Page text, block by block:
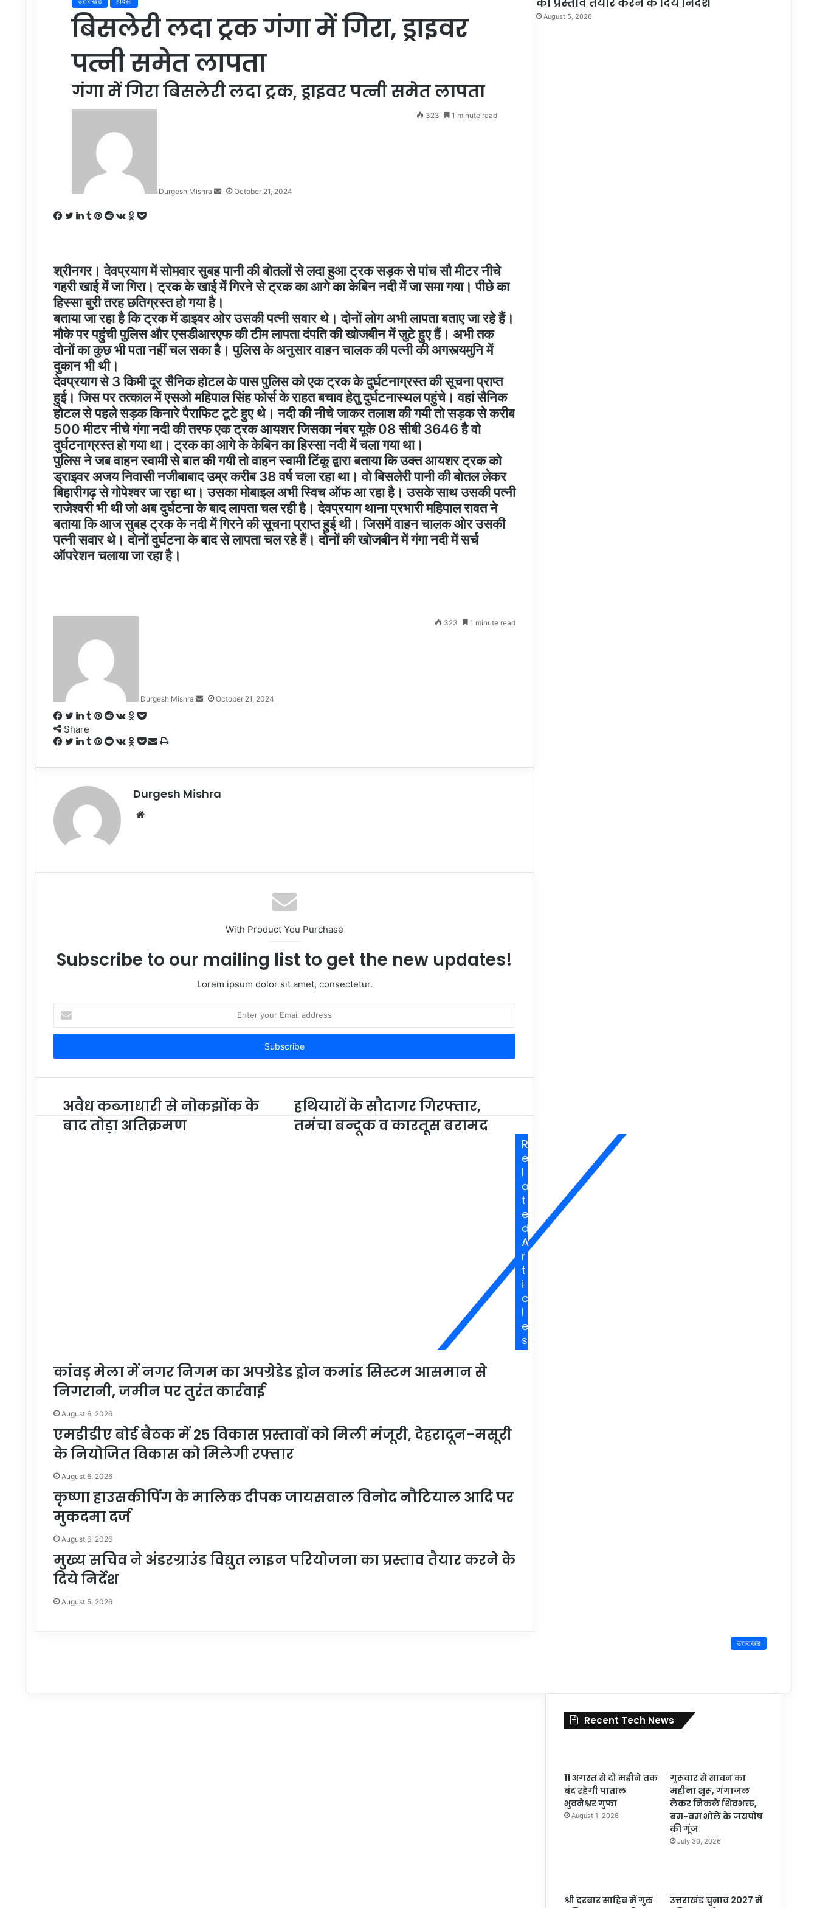
बिसलेरी लदा ट्रक गंगा में गिरा, ड्राइवर
पत्नी समेत लापता
गंगा में गिरा बिसलेरी लदा ट्रक, ड्राइवर पत्नी समेत लापता
Durgesh Mishra October 21, 2024
323 1 minute read
Facebook
Twitter
LinkedIn
Tumblr
Pinterest
RedditVKontakte
Odnoklassniki
Pocket
श्रीनगर। देवप्रयाग में सोमवार सुबह पानी की बोतलों से लदा हुआ ट्रक सड़क से पांच सौ मीटर नीचे
गहरी खाई में जा गिरा। ट्रक के खाई में गिरने से ट्रक का आगे का केबिन नदी में जा समा गया। पीछे का
हिस्सा बुरी तरह छतिग्रस्त हो गया है।
बताया जा रहा है कि ट्रक में डाइवर ओर उसकी पत्नी सवार थे। दोनों लोग अभी लापता बताए जा रहे हैं।
मौके पर पहुंची पुलिस और एसडीआरएफ की टीम लापता दंपति की खोजबीन में जुटे हुए हैं। अभी तक
दोनों का कुछ भी पता नहीं चल सका है। पुलिस के अनुसार वाहन चालक की पत्नी की अगस्त्यमुनि में
दुकान भी थी।
देवप्रयाग से 3 किमी दूर सैनिक होटल के पास पुलिस को एक ट्रक के दुर्घटनाग्रस्त की सूचना प्राप्त
हुई। जिस पर तत्काल में एसओ महिपाल सिंह फोर्स के राहत बचाव हेतु दुर्घटनास्थल पहुंचे। वहां सैनिक
होटल से पहले सड़क किनारे पैराफिट टूटे हुए थे। नदी की नीचे जाकर तलाश की गयी तो सड़क से करीब
500 मीटर नीचे गंगा नदी की तरफ एक ट्रक आयशर जिसका नंबर यूके 08 सीबी 3646 है वो
दुर्घटनाग्रस्त हो गया था। ट्रक का आगे के केबिन का हिस्सा नदी में चला गया था।
पुलिस ने जब वाहन स्वामी से बात की गयी तो वाहन स्वामी टिंकू द्वारा बताया कि उक्त आयशर ट्रक को
ड्राइवर अजय निवासी नजीबाबाद उम्र करीब 38 वर्ष चला रहा था। वो बिसलेरी पानी की बोतल लेकर
बिहारीगढ़ से गोपेश्वर जा रहा था। उसका मोबाइल अभी स्विच ऑफ आ रहा है। उसके साथ उसकी पत्नी
राजेश्वरी भी थी जो अब दुर्घटना के बाद लापता चल रही है। देवप्रयाग थाना प्रभारी महिपाल रावत ने
बताया कि आज सुबह ट्रक के नदी में गिरने की सूचना प्राप्त हुई थी। जिसमें वाहन चालक ओर उसकी
पत्नी सवार थे। दोनों दुर्घटना के बाद से लापता चल रहे हैं। दोनों की खोजबीन में गंगा नदी में सर्च
ऑपरेशन चलाया जा रहा है।
Durgesh Mishra October 21, 2024
323 1 minute read
Facebook
Twitter
LinkedIn
Tumblr
Pinterest
RedditVKontakte
Odnoklassniki
Pocket
Share
Facebook
Twitter
LinkedIn
Tumblr
Pinterest
RedditVKontakte
Odnoklassniki
Pocket
Share
Email
Print
Durgesh Mishra
Website
With Product You Purchase
Subscribe to our mailing list to get the new updates!
Lorem ipsum dolor sit amet, consectetur.
Enter
your
Email
अवैध कब्जाधारी से नोकझोंक के
बाद तोड़ा अतिक्रमण
हथियारों के सौदागर गिरफ्तार,
तमंचा बन्दूक व कारतूस बरामद
R
e
l
a
t
e
d
A
r
t
i
c
l
e
s
कांवड़ मेला में नगर निगम का अपग्रेडेड ड्रोन कमांड सिस्टम आसमान से
निगरानी, जमीन पर तुरंत कार्रवाई
August 6, 2026
एमडीडीए बोर्ड बैठक में 25 विकास प्रस्तावों को मिली मंजूरी, देहरादून-मसूरी
के नियोजित विकास को मिलेगी रफ्तार
August 6, 2026
कृष्णा हाउसकीपिंग के मालिक दीपक जायसवाल विनोद नौटियाल आदि पर
मुकदमा दर्ज
August 6, 2026
मुख्य सचिव ने अंडरग्राउंड विद्युत लाइन परियोजना का प्रस्ताव तैयार करने के
दिये निर्देश
August 5, 2026
उत्तराखंड
August 5, 2026
Recent Tech News
11 अगस्त से दो महीने तक
बंद रहेगी पाताल
भुवनेश्वर गुफा
August 1, 2026
गुरूवार से सावन का
महीना शुरू, गंगाजल
लेकर निकले शिवभक्त,
बम-बम भोले के जयघोष
की गूंज
July 30, 2026
श्री दरबार साहिब में गुरु
उत्तराखंड चुनाव 2027 में